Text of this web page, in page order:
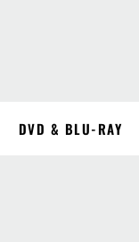
DVD & BLU-RAY